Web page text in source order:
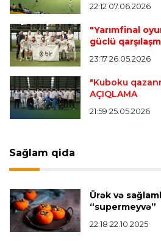
Transfer 21:55 09.08.2026
“Mançester Yunayted” və
Liqanın bombardirini istəyir
Transfer 21:49 09.08.2026
“Kristal Pelas” İsrail millisinin
Bütün xəbərlər >>>
22:12 07.06.2026
"Yarımfinal
güclü
23:17 26.05.2026
"Kuboku
AÇIQLAMA
21:59 25.05.2026
Sağlam qida
Ürək və
“supermeyvə”
22:18 22.10.2025